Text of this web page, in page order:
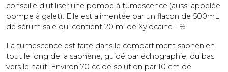
conseillé d’utiliser une pompe à tumescence (aussi appelée
pompe à galet). Elle est alimentée par un flacon de 500mL
de sérum salé qui contient 20 ml de Xylocaïne 1 %.
La tumescence est faite dans le compartiment saphénien
tout le long de la saphène, guidé par échographie, du bas
vers le haut. Environ 70 cc de solution par 10 cm de